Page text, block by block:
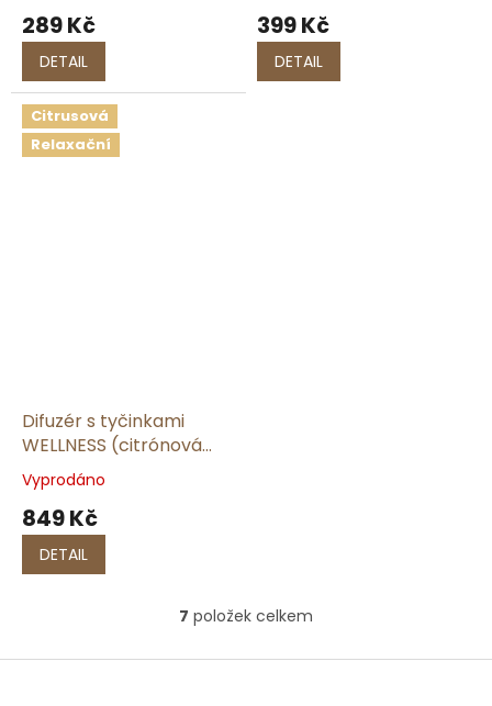
289 Kč
DETAIL
399 Kč
DETAIL
Citrusová
Relaxační
Difuzér s tyčinkami
WELLNESS (citrónová
tráva a zázvor) | 165 ml
Vyprodáno
849 Kč
DETAIL
O
l
7 položek celkem
Z